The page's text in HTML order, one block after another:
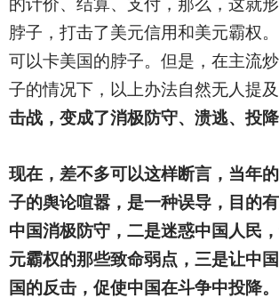
的计价、结算、支付，那么，这就
脖子，打击了美元信用和美元霸权
可以卡美国的脖子。但是，在主流
子的情况下，以上办法自然无人提及
击战，变成了消极防守、溃逃、投降
现在，差不多可以这样断言，当年
子的舆论喧嚣，是一种误导，目的
中国消极防守，二是迷惑中国人民
元霸权的那些致命弱点，三是让中
国的反击，促使中国在斗争中投降。